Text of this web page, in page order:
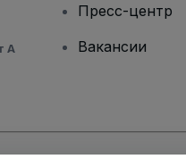
А
Пресс-центр
Вакансии